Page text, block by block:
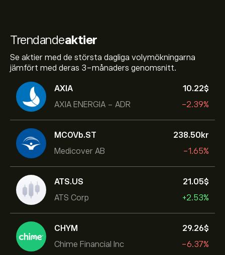
Trendandeaktier
Se aktier med de största dagliga volymökningarna
jämfört med deras 3-månaders genomsnitt.
AXIA
AXIA ENERGIA - ADR
10.22‎$‎
-2.39%
MCOVb.ST
Medicover AB
238.50‎kr‎
-1.65%
ATS.US
ATS Corp
21.05‎$‎
+2.53%
CHYM
Chime Financial Inc
29.26‎$‎
-6.37%